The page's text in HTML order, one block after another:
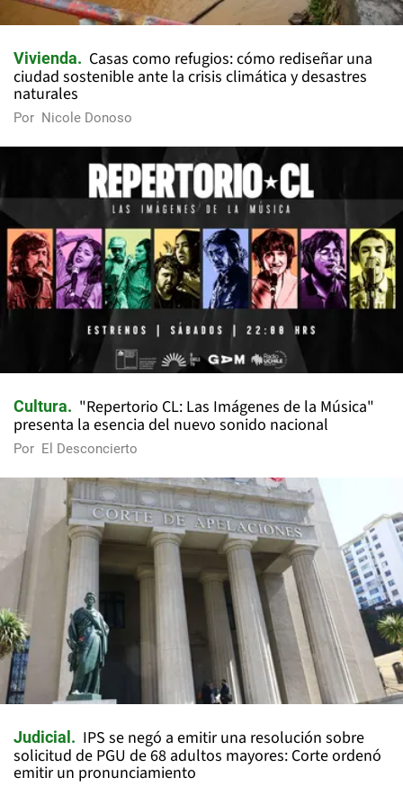
Vivienda
Casas como refugios: cómo rediseñar una
ciudad sostenible ante la crisis climática y desastres
naturales
Por Nicole Donoso
Cultura
"Repertorio CL: Las Imágenes de la Música"
presenta la esencia del nuevo sonido nacional
Por El Desconcierto
Judicial
IPS se negó a emitir una resolución sobre
solicitud de PGU de 68 adultos mayores: Corte ordenó
emitir un pronunciamiento